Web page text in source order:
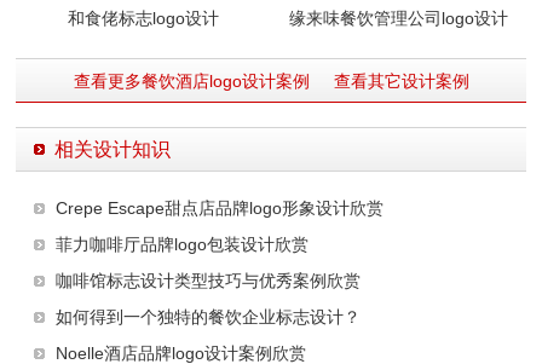
和食佬标志logo设计 缘来味餐饮管理公司logo设计
查看更多餐饮酒店logo设计案例 查看其它设计案例
相关设计知识
Crepe Escape甜点店品牌logo形象设计欣赏
菲力咖啡厅品牌logo包装设计欣赏
咖啡馆标志设计类型技巧与优秀案例欣赏
如何得到一个独特的餐饮企业标志设计？
Noelle酒店品牌logo设计案例欣赏